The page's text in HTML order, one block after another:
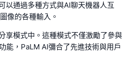
以通過多種方式與AI聊天機器人互
像的各種輸入。
享模式中。這種模式不僅激勵了參與
能，PaLM AI彌合了先進技術與用戶